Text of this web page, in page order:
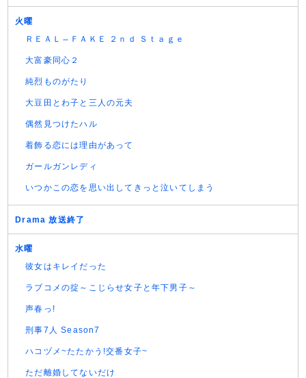
火曜
ＲＥＡＬ⇔ＦＡＫＥ ２ｎｄ Ｓｔａｇｅ
大富豪同心２
純烈ものがたり
大豆田とわ子と三人の元夫
偶然見つけたハル
着飾る恋には理由があって
ガールガンレディ
いつかこの恋を思い出してきっと泣いてしまう
Drama 放送終了
水曜
彼女はキレイだった
ラブコメの掟～こじらせ女子と年下男子～
声春っ!
刑事7人 Season7
ハコヅメ~たたかう!交番女子~
ただ離婚してないだけ